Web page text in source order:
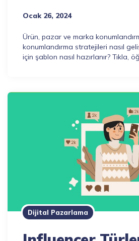
Ocak 26, 2024
Ürün, pazar ve marka
konumlandırma stratejileri nasıl
için şablon nasıl hazırlanır? Tıkla,
Dijital Pazarlama